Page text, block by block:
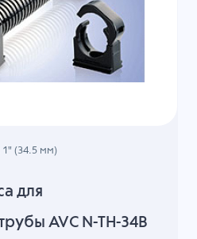
для
AVC N-TH-34B
(34.5 мм)